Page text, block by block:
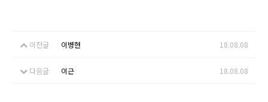
이전글 이병현 18.08.08
다음글 이근 18.08.08